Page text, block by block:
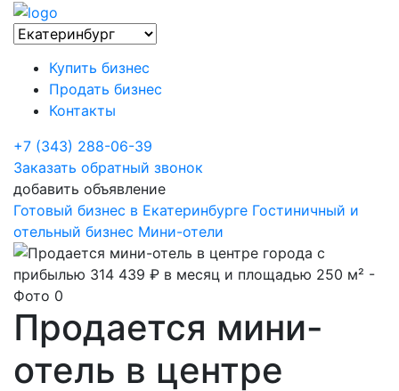
Купить бизнес
Продать бизнес
Контакты
+7 (343) 288-06-39
Заказать обратный звонок
добавить объявление
Готовый бизнес в Екатеринбурге Гостиничный и
отельный бизнес Мини-отели
Продается мини-
отель в центре